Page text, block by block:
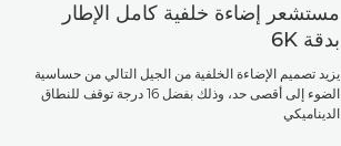
مستشعر إضاءة خلفية كامل الإطار
بدقة 6K
يزيد تصميم الإضاءة الخلفية من الجيل التالي من حساسية
الضوء إلى أقصى حد، وذلك بفضل 16 درجة توقف للنطاق
الديناميكي